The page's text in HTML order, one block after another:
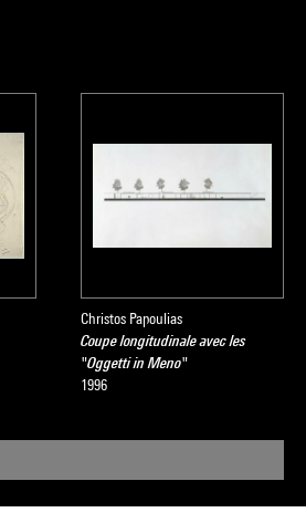
Christos Papoulias
Coupe longitudinale avec les
"Oggetti in Meno"
1996